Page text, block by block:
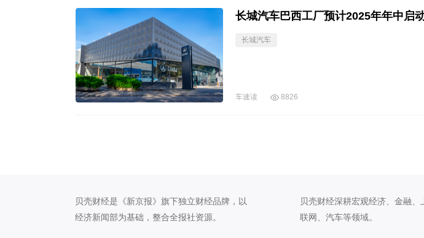
长城汽车巴西工厂预计2025年年中启
长城汽车
车速读 8826
贝壳财经是《新京报》旗下独立财经品牌，以
经济新闻部为基础，整合全报社资源。
贝壳财经深耕宏观经济、金融、
联网、汽车等领域。